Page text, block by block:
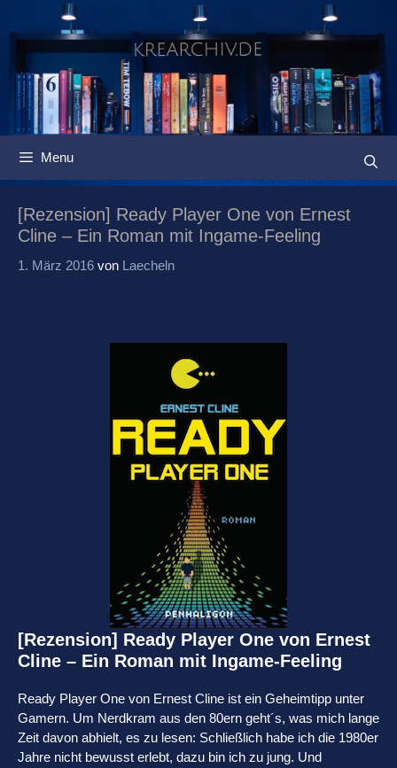
Menu
[Rezension] Ready Player One von Ernest
Cline – Ein Roman mit Ingame-Feeling
1. März 2016 von Laecheln
[Rezension] Ready Player One von Ernest
Cline – Ein Roman mit Ingame-Feeling
Ready Player One von Ernest Cline ist ein Geheimtipp unter
Gamern. Um Nerdkram aus den 80ern geht´s, was mich lange
Zeit davon abhielt, es zu lesen: Schließlich habe ich die 1980er
Jahre nicht bewusst erlebt, dazu bin ich zu jung. Und